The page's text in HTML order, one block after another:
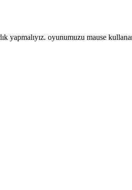
yapmalıyız. oyunumuzu mause